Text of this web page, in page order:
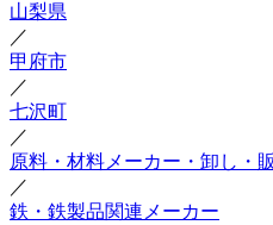
山梨県
／
甲府市
／
七沢町
／
原料・材料メーカー・卸し・
／
鉄・鉄製品関連メーカー